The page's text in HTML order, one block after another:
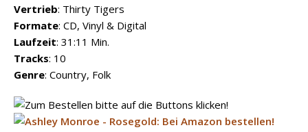
Vertrieb: Thirty Tigers
Formate: CD, Vinyl & Digital
Laufzeit: 31:11 Min.
Tracks: 10
Genre: Country, Folk